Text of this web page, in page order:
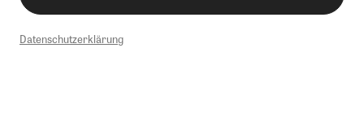
Datenschutzerklärung